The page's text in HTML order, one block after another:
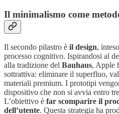
Il minimalismo come
Il secondo pilastro è il design,
processo cognitivo. Ispirandosi al
alla tradizione del Bauhaus, Apple
sottrattiva: eliminare il superfluo,
materiali premium. I prototipi
dispositivo che non si avvia entro
L’obiettivo è far scomparire il
dell’utente. Questa strategia ha